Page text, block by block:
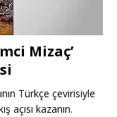
Mizaç’
Türkçe çevirisiyle
açısı kazanın.